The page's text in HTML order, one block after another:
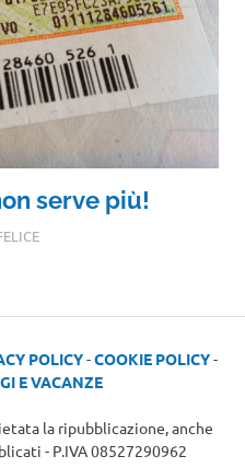
serve più!
POLICY-COOKIE POLICY-
E VACANZE
la ripubblicazione, anche
- P.IVA 08527290962